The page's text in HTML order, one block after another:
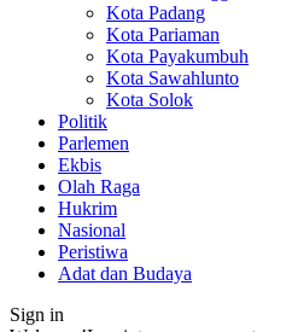
Kota Padang
Kota Pariaman
Kota Payakumbuh
Kota Sawahlunto
Kota Solok
Politik
Parlemen
Ekbis
Olah Raga
Hukrim
Nasional
Peristiwa
Adat dan Budaya
Sign in